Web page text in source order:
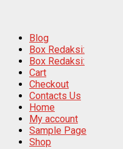
Blog
Box Redaksi:
Box Redaksi:
Cart
Checkout
Contacts Us
Home
My account
Sample Page
Shop